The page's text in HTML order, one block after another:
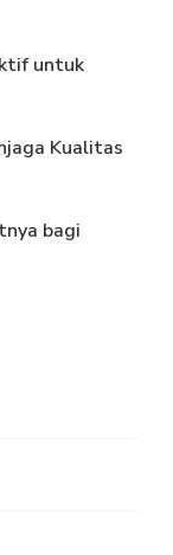
untuk
Kualitas
bagi